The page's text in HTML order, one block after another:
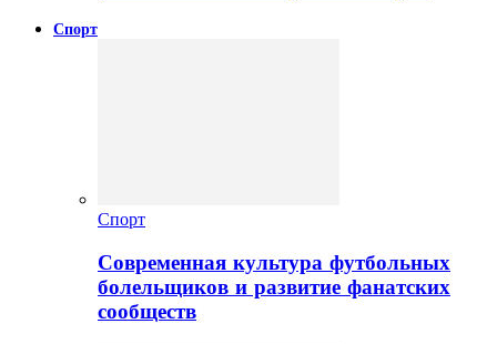
Спорт
Спорт
Современная культура футбольных
болельщиков и развитие фанатских
сообществ